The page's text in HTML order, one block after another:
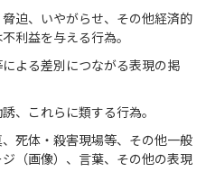
迫、いやがらせ、その他経済的
利益を与える行為。
よる差別につながる表現の掲
、これらに類する行為。
死体・殺害現場等、その他一般
（画像）、言葉、その他の表現